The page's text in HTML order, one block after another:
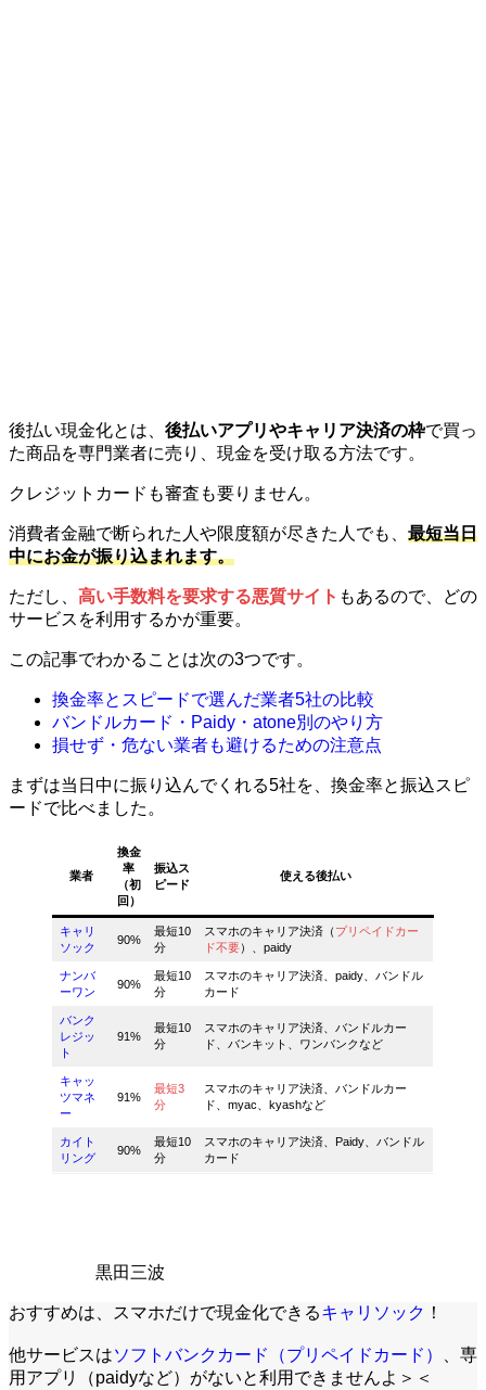
後払い現金化とは、 後払いアプリやキャリア決済の枠で買っ
た商品を専門業者に売り、現金を受け取る方法です。
クレジットカードも審査も要りません。
消費者金融で断られた人や限度額が尽きた人でも、 最短当日
中にお金が振り込まれます。
ただし、 高い手数料を要求する悪質サイト もあるので、どの
サービスを利用するかが重要。
この記事でわかることは次の3つです。
換金率とスピードで選んだ業者5社の比較
バンドルカード・Paidy・atone別のやり方
損せず・危ない業者も避けるための注意点
まずは当日中に振り込んでくれる5社を、換金率と振込スピ
ードで比べました。
業者
換金
率
（初
回）
振込ス
ピード
使える後払い
キャリ
ソック
90%
最短10
分
スマホのキャリア決済（ プリペイドカー
ド不要）、paidy
ナンバ
ーワン
90%
最短10
分
スマホのキャリア決済、paidy、バンドル
カード
バンク
レジッ
ト
91%
最短10
分
スマホのキャリア決済、バンドルカー
ド、バンキット、ワンバンクなど
キャッ
ツマネ
ー
91%
最短3
分
スマホのキャリア決済、バンドルカー
ド、myac、kyashなど
カイト
リング
90%
最短10
分
スマホのキャリア決済、Paidy、バンドル
カード
黒田三波
おすすめは、スマホだけで現金化できるキャリソック ！
他サービスはソフトバンクカード（プリペイドカード）
、専
用アプリ（paidyなど）がないと利用できませんよ＞＜